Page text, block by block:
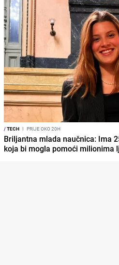
/TECH I PRIJE OKO 20H
Briljantna mlada naučnica: Ima
koja bi mogla pomoći milionima